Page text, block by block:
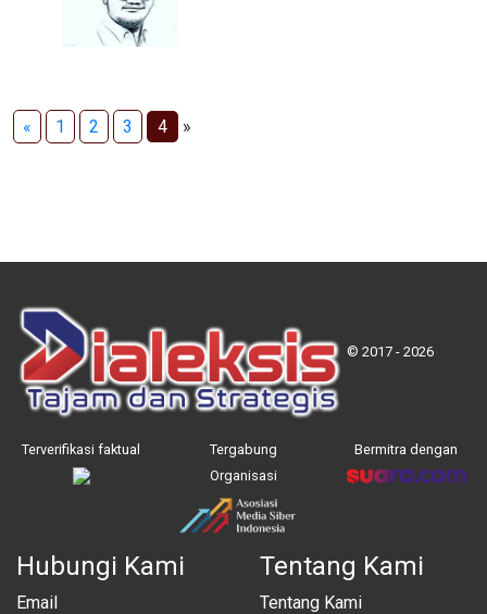
« 1 2 3 4 »
© 2017 - 2026
Terverifikasi faktual
Tergabung
Organisasi
Bermitra dengan
Hubungi Kami
Email
Tentang Kami
Tentang Kami